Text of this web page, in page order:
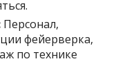
Персонал,
фейерверка,
по технике